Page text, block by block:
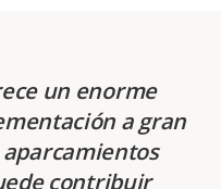
un enorme
a gran
contribuir